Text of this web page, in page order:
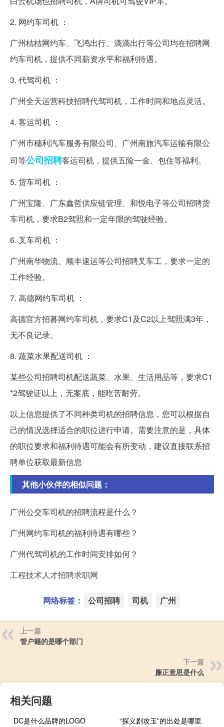
2. 网约车司机 ：
广州桔桔网约车、飞鸿出行、滴滴出行等公司均在招聘网
约车司机，提供不同薪资水平和福利待遇。
3. 代驾司机 ：
广州全天运营科技招聘代驾司机，工作时间和地点灵活。
4. 客运司机 ：
广州市穗利汽车服务有限公司、广州南旅汽车运输有限公
司等公司招聘客运司机，提供五险一金、包住等福利。
5. 货车司机 ：
广州宝隆、广东鑫哲供应链管理、和悦电子等公司招聘货
车司机，要求B2驾照和一定年限的驾驶经验。
6. 叉车司机 ：
广州南华物流、顺丰速运等公司招聘叉车工，要求一定的
工作经验。
7. 高德网约车司机 ：
高德官方招募网约车司机，要求C1及C2以上驾照满3年，
无不良记录。
8. 蔬菜水果配送司机 ：
某些公司招聘司机配送蔬菜、水果、生活用品等，要求C1
*2驾驶证以上，无案底，能吃苦耐劳。
以上信息提供了不同种类司机的招聘信息，您可以根据自
己的情况选择适合的职位进行申请。需要注意的是，具体
的职位要求和福利待遇可能会有所变动，建议直接联系招
聘单位获取最新信息
其他小伙伴的相似问题：
广州公交车司机的招聘流程是什么？
广州网约车司机的福利待遇有哪些？
广州代驾司机的工作时间安排如何？
工程技术人才招聘求职网
网络标签： 公司招聘 司机 广州
上一篇
管户籍的是哪个部门
下一篇
廉正意思是什么
相关问题
DC是什么品牌的LOGO “探义剧攻玉”的出处是哪里